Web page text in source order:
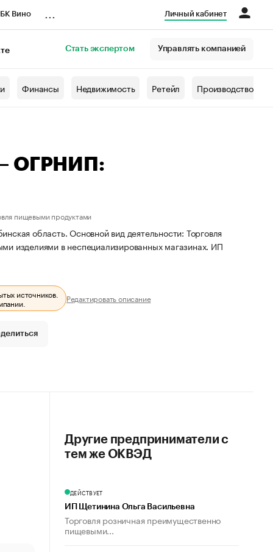
Вино Личный кабинет
Стать экспертом Управлять компанией
Финансы Недвижимость Ретейл Производство
ОГРНИП:
пищевыми продуктами
область. Основной вид деятельности: Торговля
изделиями в неспециализированных магазинах. ИП
источников.
Редактировать описание
Другие предприниматели с
тем же ОКВЭД
ДЕЙСТВУЕТ
ИП Щетинина Ольга Васильевна
Торговля розничная преимущественно
пищевыми...